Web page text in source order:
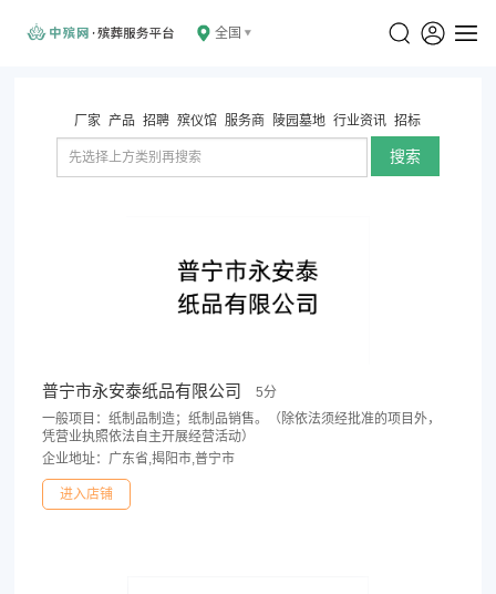
全国
厂家 产品 招聘 殡仪馆 服务商 陵园墓地 行业资讯 招标
搜索
普宁市永安泰纸品有限公司
5分
一般项目：纸制品制造；纸制品销售。（除依法须经批准的项目外，
凭营业执照依法自主开展经营活动）
企业地址：广东省,揭阳市,普宁市
进入店铺